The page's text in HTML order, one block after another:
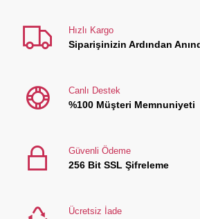
Hızlı Kargo
Siparişinizin Ardından
Canlı Destek
%100 Müşteri Memnuniyeti
Güvenli Ödeme
256 Bit SSL Şifreleme
Ücretsiz İade